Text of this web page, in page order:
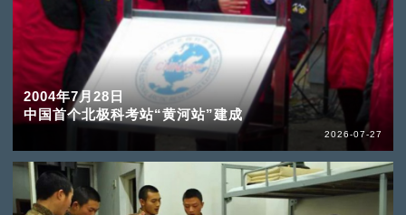
2004年7月28日
中国首个北极科考站“黄河站”建成
2026-07-27